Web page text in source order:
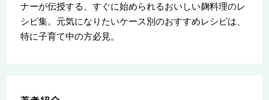
ナーが伝授する、すぐに始められるおいしい麹料理のレ
シピ集。元気になりたいケース別のおすすめレシピは、
特に子育て中の方必見。